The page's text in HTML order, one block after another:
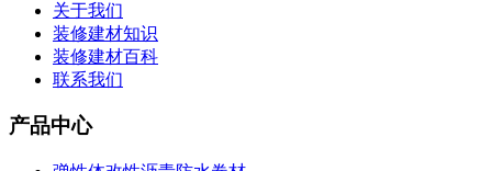
关于我们
装修建材知识
装修建材百科
联系我们
产品中心